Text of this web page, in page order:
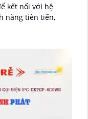
kết nối với hệ